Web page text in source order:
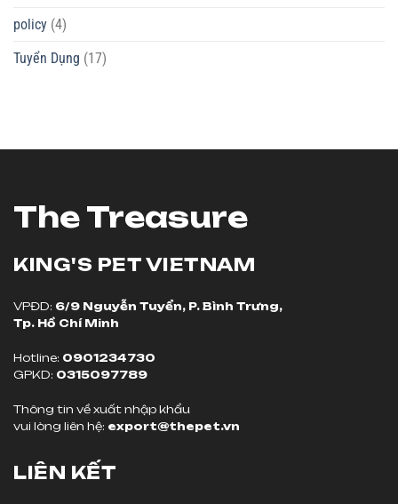
policy (4)
Tuyển Dụng (17)
The Treasure
KING'S PET VIETNAM
VPĐD: 6/9 Nguyễn Tuyển, P. Bình Trưng,
Tp. Hồ Chí Minh
Hotline: 0901234730
GPKD: 0315097789
Thông tin về xuất nhập khẩu
vui lòng liên hệ: export@thepet.vn
LIÊN KẾT